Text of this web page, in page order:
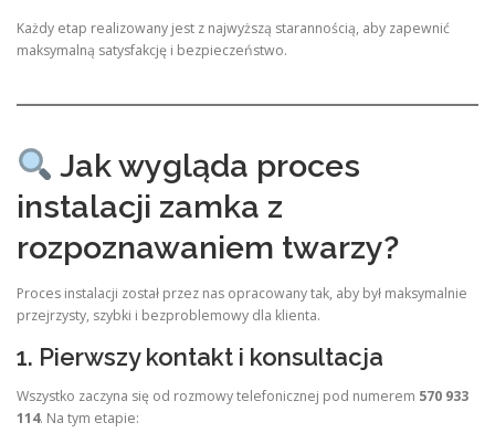
Każdy etap realizowany jest z najwyższą starannością, aby zapewnić
maksymalną satysfakcję i bezpieczeństwo.
Jak wygląda proces
instalacji zamka z
rozpoznawaniem twarzy?
Proces instalacji został przez nas opracowany tak, aby był maksymalnie
przejrzysty, szybki i bezproblemowy dla klienta.
1. Pierwszy kontakt i konsultacja
Wszystko zaczyna się od rozmowy telefonicznej pod numerem 570 933
114. Na tym etapie: